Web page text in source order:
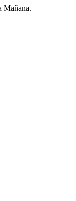
Mañana.